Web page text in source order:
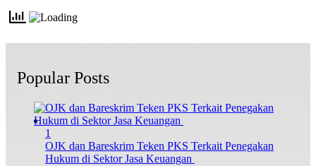
Popular Posts
1
OJK dan Bareskrim Teken PKS Terkait Penegakan
Hukum di Sektor Jasa Keuangan